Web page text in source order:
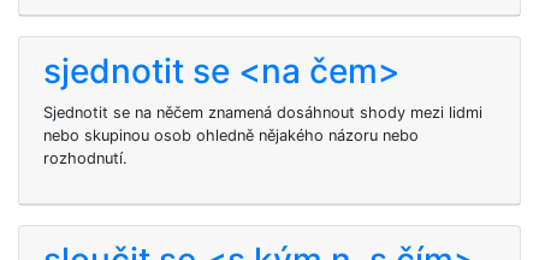
sjednotit se <na čem>
Sjednotit se na něčem znamená dosáhnout shody mezi lidmi
nebo skupinou osob ohledně nějakého názoru nebo
rozhodnutí.